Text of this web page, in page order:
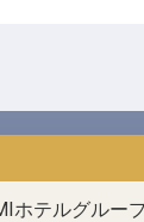
ホテルグルー